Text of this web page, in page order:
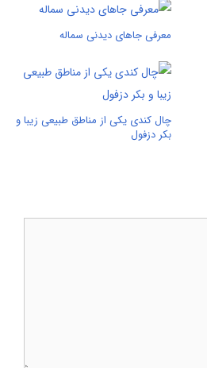
معرفی جاهای دیدنی سماله
چال کندی یکی از مناطق طبیعی زیبا و
بکر دزفول